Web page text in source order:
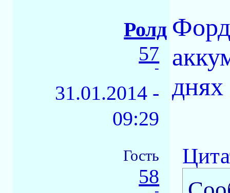
Ролд
57
-
31.01.2014 -
09:29
Гость
58